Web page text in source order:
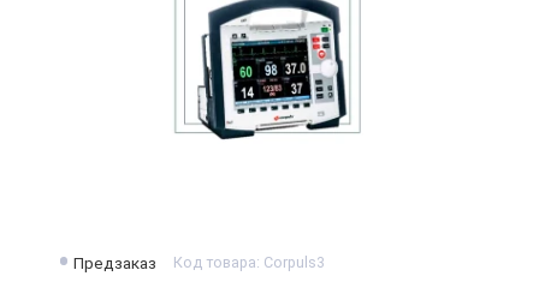
Предзаказ Код товара: Corpuls3